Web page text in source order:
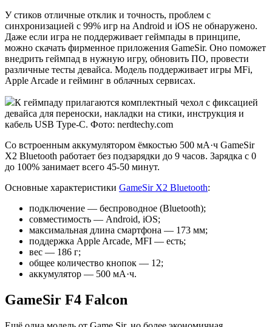
У стиков отличные отклик и точность, проблем с
синхронизацией с 99% игр на Android и iOS не обнаружено.
Даже если игра не поддерживает геймпады в принципе,
можно скачать фирменное приложения GameSir. Оно поможет
внедрить геймпад в нужную игру, обновить ПО, провести
различные тесты девайса. Модель поддерживает игры MFi,
Apple Arcade и гейминг в облачных сервисах.
К геймпаду прилагаются комплектный чехол с фиксацией
девайса для переноски, накладки на стики, инструкция и
кабель USB Type-C. Фото: nerdtechy.com
Со встроенным аккумулятором ёмкостью 500 мА·ч GameSir
X2 Bluetooth работает без подзарядки до 9 часов. Зарядка с 0
до 100% занимает всего 45-50 минут.
Основные характеристики GameSir X2 Bluetooth:
подключение — беспроводное (Bluetooth);
совместимость — Android, iOS;
максимальная длина смартфона — 173 мм;
поддержка Apple Arcade, MFI — есть;
вес — 186 г;
общее количество кнопок — 12;
аккумулятор — 500 мА·ч.
GameSir F4 Falcon